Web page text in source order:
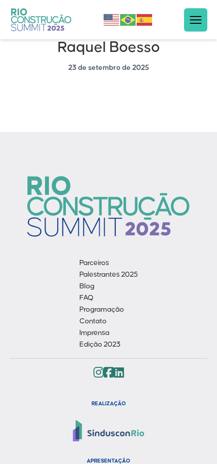
Raquel Boesso
23 de setembro de 2025
Parceiros
Palestrantes 2025
Blog
FAQ
Programação
Contato
Imprensa
Edição 2023
REALIZAÇÃO
APRESENTAÇÃO